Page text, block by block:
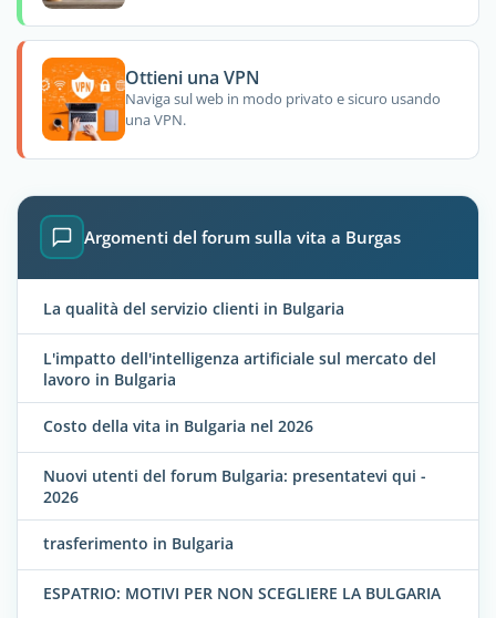
Ottieni una VPN
Naviga sul web in modo privato e sicuro usando
una VPN.
Argomenti del forum sulla vita a Burgas
La qualità del servizio clienti in Bulgaria
L'impatto dell'intelligenza artificiale sul mercato del
lavoro in Bulgaria
Costo della vita in Bulgaria nel 2026
Nuovi utenti del forum Bulgaria: presentatevi qui -
2026
trasferimento in Bulgaria
ESPATRIO: MOTIVI PER NON SCEGLIERE LA BULGARIA